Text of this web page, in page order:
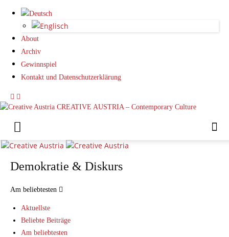
About
Archiv
Gewinnspiel
Kontakt und Datenschutzerklärung
CREATIVE AUSTRIA – Contemporary Culture
Demokratie & Diskurs
Am beliebtesten
Aktuellste
Beliebte Beiträge
Am beliebtesten